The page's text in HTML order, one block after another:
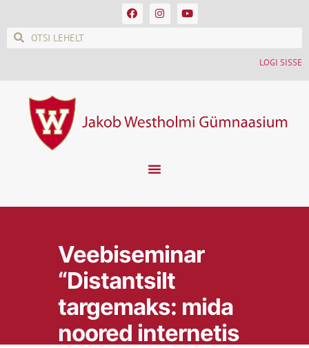
LOGI SISSE
Veebiseminar
“Distantsilt
targemaks: mida
noored internetis